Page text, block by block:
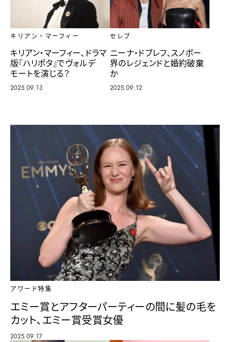
キリアン・マーフィー
キリアン・マーフィー、ドラマ
版『ハリポタ』でヴォルデ
モートを演じる？
2025.09.13
セレブ
ニーナ・ドブレフ、スノボー
界のレジェンドと婚約破棄
か
2025.09.12
アワード特集
エミー賞とアフターパーティーの間に髪の毛を
カット、エミー賞受賞女優
2025.09.17